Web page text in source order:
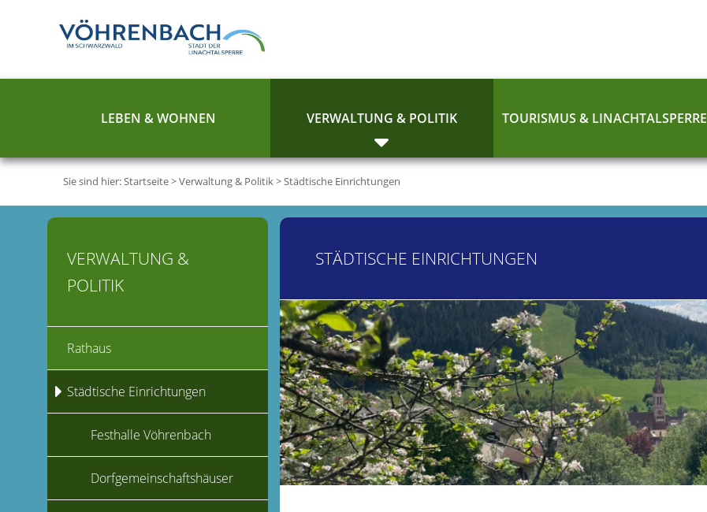
LEBEN & WOHNEN VERWALTUNG & POLITIK TOURISMUS & LINACHTALSPERRE
Sie sind hier:Startseite>Verwaltung & Politik>Städtische Einrichtungen
STÄDTISCHE EINRICHTUNGEN
VERWALTUNG &
POLITIK
Rathaus
Städtische Einrichtungen
Festhalle Vöhrenbach
Dorfgemeinschaftshäuser